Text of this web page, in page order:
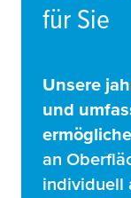
für Sie
Unsere
und
an
individuell